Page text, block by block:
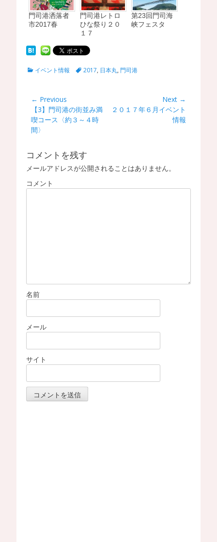
門司港洒落者
市2017春
門司港レトロ
ひな祭り２０
１７
第23回門司海
峡フェスタ
C
イベント情報
T
2017, 日本丸, 門司港
投
稿
ナ
ゲ
ー
ョ
← Previous
Previous
post:
【3】門司港の街並み満
喫コース〈約３～４時
間〉
Next →
Next
２０１７年６月イベント
情報
コメントを残す
メールアドレスが公開されることはありません。
コメント
名前
メール
サイト